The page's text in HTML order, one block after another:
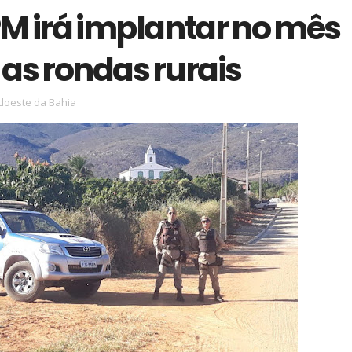
irá implantar no mês
rondas rurais
da Bahia